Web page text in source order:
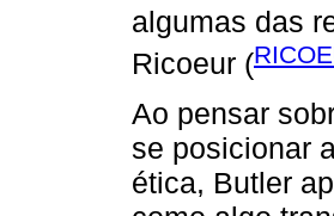
algumas das
Ricoeur (
Ao pensar
se posicionar
ética, Butler